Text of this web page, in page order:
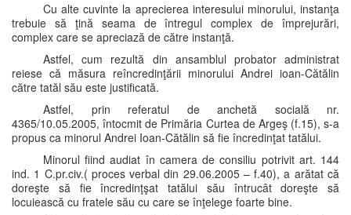
Cu alte cuvinte la aprecierea interesului minorului, instanţa
trebuie să ţină seama de întregul complex de împrejurări,
complex care se apreciază de către instanţă.
Astfel, cum rezultă din ansamblul probator administrat
reiese că măsura reîncredinţării minorului Andrei ioan-Cătălin
către tatăl său este justificată.
Astfel, prin referatul de anchetă socială nr.
4365/10.05.2005, întocmit de Primăria Curtea de Argeş (f.15), s-a
propus ca minorul Andrei Ioan-Cătălin să fie încredinţat tatălui.
Minorul fiind audiat în camera de consiliu potrivit art. 144
ind. 1 C.pr.civ.( proces verbal din 29.06.2005 – f.40), a arătat că
doreşte să fie încredinţşat tatălui său întrucât doreşte să
locuiească cu fratele său cu care se înţelege foarte bine.